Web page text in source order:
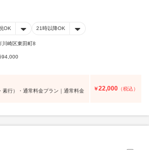
OK 21時以降OK
川崎区東田町8
行）・通常料金プラン｜通常料金
￥22,000 （税込）